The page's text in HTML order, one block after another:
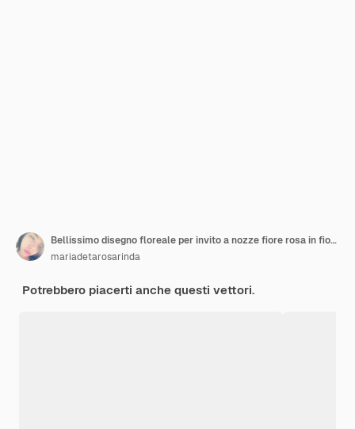
Bellissimo disegno floreale per invito a nozze fiore rosa in fiore
mariadetarosarinda
Potrebbero piacerti anche questi vettori.